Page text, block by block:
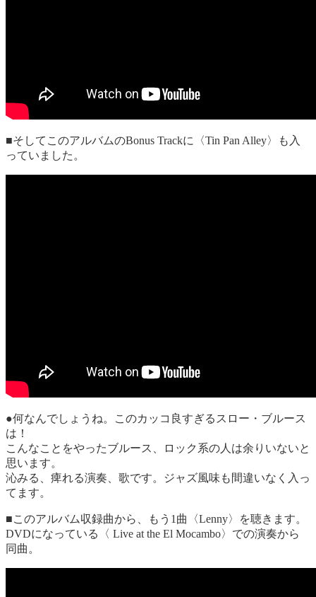
■そしてこのアルバムのBonus Trackに〈Tin Pan Alley〉も入
っていました。
●何なんでしょうね。このカッコ良すぎるスロー・ブルース
は！
こんなことをやったブルース、ロック系の人は余りいないと
思います。
沁みる、痺れる演奏、歌です。ジャズ風味も間違いなく入っ
てます。
■このアルバム収録曲から、もう1曲〈Lenny〉を聴きます。
DVDになっている〈 Live at the El Mocambo〉での演奏から
同曲。